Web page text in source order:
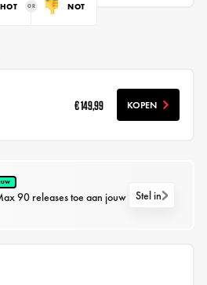
HOT NOT
€ 149,99 KOPEN
90 releases toe aan jouw
Stel in